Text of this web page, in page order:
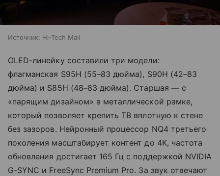
Источник: Hi-Tech Mail
OLED-линейку составили три модели:
флагманская S95H (55–83 дюйма), S90H (42–83
дюйма) и S85H (48–83 дюйма). Старшая — с
«парящим дизайном» в металлической рамке,
который позволяет крепить ТВ вплотную к стене
без зазоров. Нейронный процессор NQ4 третьего
поколения масштабирует контент до 4K, частота
обновления достигает 165 Гц с поддержкой NVIDIA
G-SYNC и FreeSync Premium Pro. За звук отвечают